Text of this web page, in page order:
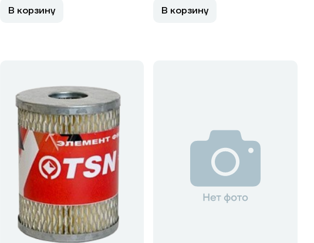
В корзину В корзину